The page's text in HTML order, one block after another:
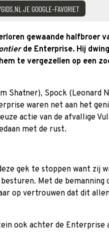
JE GOOGLE-FAVORIET
gewaande halfbroer
de Enterprise. Hij
te vergezellen op een
Shatner), Spock (Leonard
waren net aan het
actie van de afvallige
met de rust.
gek te stoppen want zij
Met de bemanning
op vertrouwen dat dit
ook achter de Enterprise